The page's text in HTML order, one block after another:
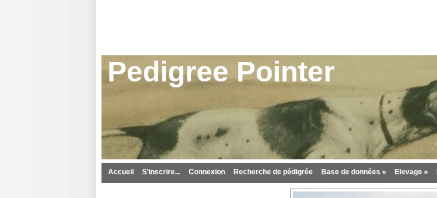
Pedigree Pointer
Accueil S'inscrire... Connexion Recherche de pédigrée Base de données » Elevage »